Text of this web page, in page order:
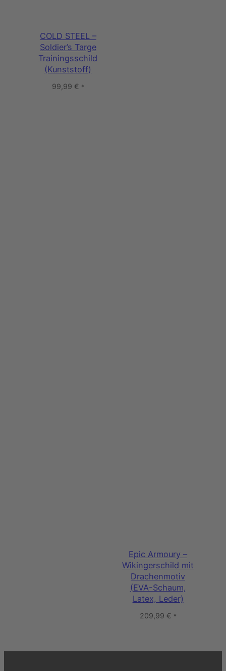
COLD STEEL –
Soldier’s Targe
Trainingsschild
(Kunststoff)
99,99 € *
Epic Armoury –
Wikingerschild mit
Drachenmotiv
(EVA-Schaum,
Latex, Leder)
209,99 € *